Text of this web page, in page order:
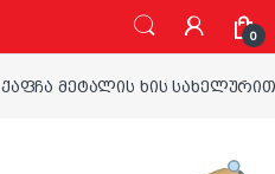
0
ქაფჩა მეტალის ხის სახელურით